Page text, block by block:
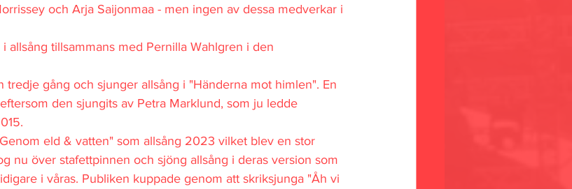
och Arja Saijonmaa - men ingen av dessa medverkar i
allsång tillsammans med Pernilla Wahlgren i den
tredje gång och sjunger allsång i "Händerna mot himlen". En
den sjungits av Petra Marklund, som ju ledde
eld & vatten" som allsång 2023 vilket blev en stor
nu över stafettpinnen och sjöng allsång i deras version som
i våras. Publiken kuppade genom att skriksjunga "Åh vi